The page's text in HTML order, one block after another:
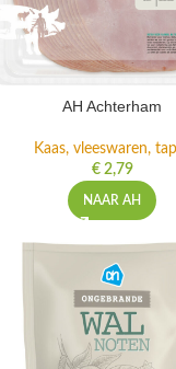
AH Achterham
Kaas, vleeswaren,
€2,79
NAAR AH